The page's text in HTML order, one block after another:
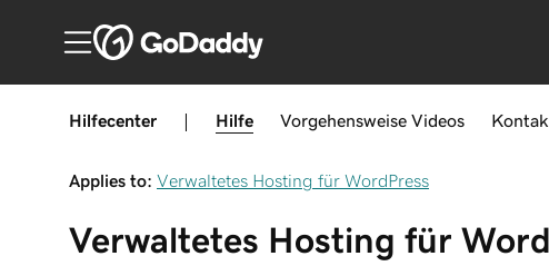
Hilfecenter Hilfe Vorgehensweise Videos
Applies to: Verwaltetes Hosting für WordPress
Verwaltetes Hosting für